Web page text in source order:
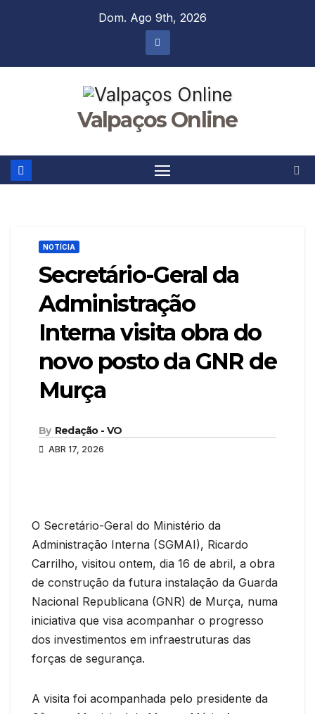
Dom. Ago 9th, 2026
Valpaços Online
NOTÍCIA
Secretário-Geral da
Administração
Interna visita obra do
novo posto da GNR de
Murça
By Redação - VO
ABR 17, 2026
O Secretário-Geral do Ministério da
Administração Interna (SGMAI), Ricardo
Carrilho, visitou ontem, dia 16 de abril, a obra
de construção da futura instalação da Guarda
Nacional Republicana (GNR) de Murça, numa
iniciativa que visa acompanhar o progresso
dos investimentos em infraestruturas das
forças de segurança.
A visita foi acompanhada pelo presidente da